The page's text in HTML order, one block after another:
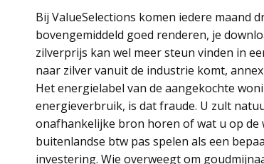
Bij ValueSelections komen iedere maand
bovengemiddeld goed renderen, je
zilverprijs kan wel meer steun vinden in
naar zilver vanuit de industrie komt,
Het energielabel van de aangekochte
energieverbruik, is dat fraude. U zult
onafhankelijke bron horen of wat u op de
buitenlandse btw pas spelen als een
investering. Wie overweegt om